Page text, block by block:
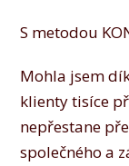
S metodou
Mohla jsem
klienty tisíce
nepřestane
společného a